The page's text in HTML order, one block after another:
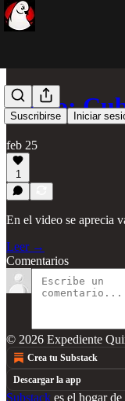
Suscribirse Iniciar
Video:
feb 25
1
En el video se aprecia
Leer →
Comentarios
© 2026 Expediente
Crea tu Substack
Descargar la app
Substack es el hogar